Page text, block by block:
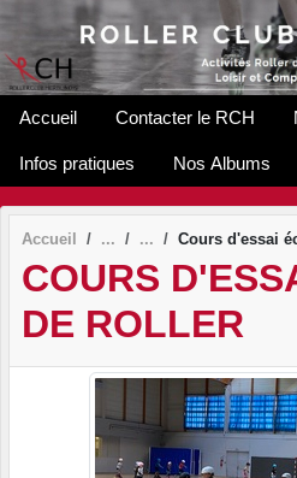
Accueil Contacter le RCH
Infos pratiques Nos Albums
Accueil Cours d'essai
COURS
DE ROLLER
Panneau de gestion des cookies